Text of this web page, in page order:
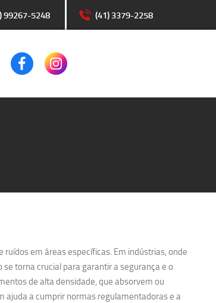
99267-5248 (41) 3379-2258
em áreas específicas. Em indústrias, onde
torna crucial para garantir a segurança e o
de alta densidade, que absorvem ou
ajuda a cumprir normas regulamentadoras e a